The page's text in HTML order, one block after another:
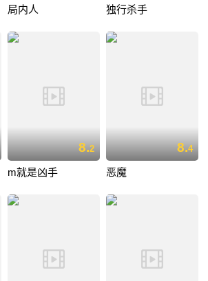
局内人 独行杀手
8.2
m就是凶手
8.4
恶魔